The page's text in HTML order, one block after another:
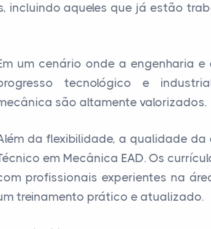
incluindo aqueles que já estão
um cenário onde a engenharia
tecnológico e
são altamente valorizados.
da flexibilidade, a qualidade
em Mecânica EAD. Os
profissionais experientes na
treinamento prático e atualizado.